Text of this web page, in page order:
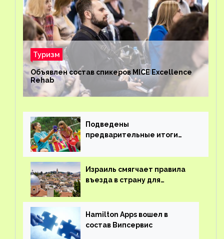
Туризм
Объявлен состав спикеров MICE Excellence
Rehab
Подведены
предварительные итоги
Израиль смягчает правила
въезда в страну для
Hamilton Apps вошел в
состав Випсервис